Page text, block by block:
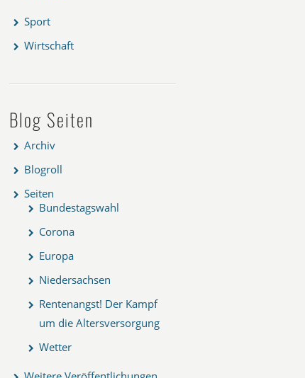
Sport
Wirtschaft
Blog Seiten
Archiv
Blogroll
Seiten
Bundestagswahl
Corona
Europa
Niedersachsen
Rentenangst! Der Kampf
um die Altersversorgung
Wetter